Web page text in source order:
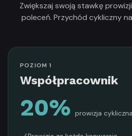
Zwiększaj swoją stawkę
poleceń. Przychód cykliczny
POZIOM 1
Współpracownik
20% prowizja cykliczna